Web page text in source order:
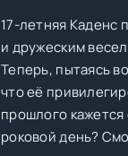
17-летняя Каденс
и дружеским
Теперь, пытаясь
что её
прошлого
роковой день?